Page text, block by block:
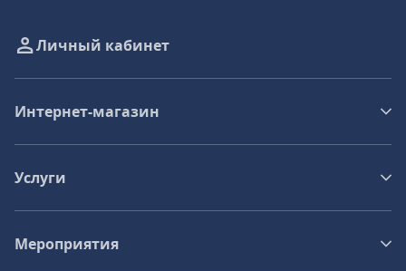
Личный кабинет
Интернет-магазин
Услуги
Мероприятия